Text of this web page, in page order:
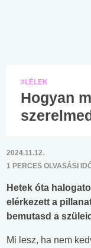
#LÉLEK
Hogyan
2024.11.12.
1 PERCES OLVASÁSI
Hetek óta
elérkezett a
bemutasd a
Mi lesz, ha nem